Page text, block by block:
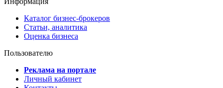
Каталог бизнес-брокеров
Статьи, аналитика
Оценка бизнеса
Пользователю
Реклама на портале
Личный кабинет